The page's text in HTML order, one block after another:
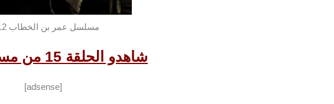
مسلسل عمر بن الخطاب 2012
شاهدو الحلقة 15 من مسلسل عمر
[adsense]